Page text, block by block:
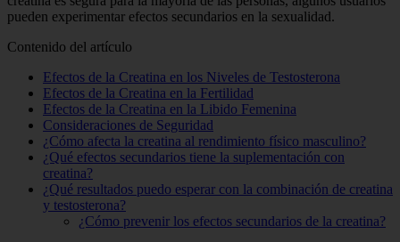
pueden experimentar efectos secundarios en la sexualidad.
Contenido del artículo
Efectos de la Creatina en los Niveles de Testosterona
Efectos de la Creatina en la Fertilidad
Efectos de la Creatina en la Libido Femenina
Consideraciones de Seguridad
¿Cómo afecta la creatina al rendimiento físico masculino?
¿Qué efectos secundarios tiene la suplementación con
creatina?
¿Qué resultados puedo esperar con la combinación de creatina
y testosterona?
¿Cómo prevenir los efectos secundarios de la creatina?